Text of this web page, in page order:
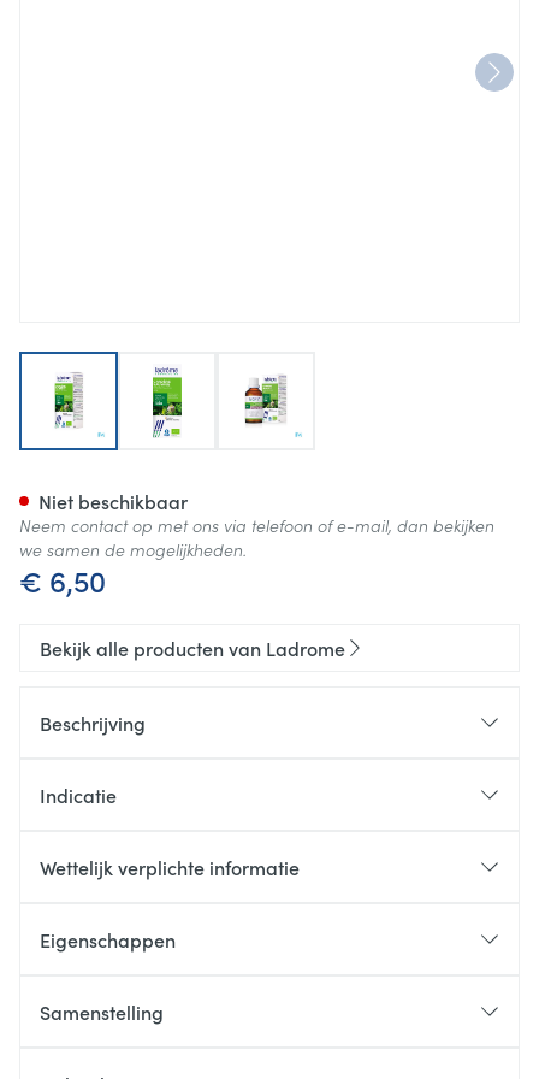
View larger imageView larger image
€ 6,50
Niet beschikbaar
Neem contact op met ons via telefoon of e-mail, dan bekijken
we samen de mogelijkheden.
Bekijk alle producten van Ladrome
Beschrijving
Indicatie
Tekenbeten met de gekende, zich uitbreidende
cirkel
Zwakke nierfunctie en de daarmee verbonden
Wettelijk verplichte informatie
Eigenschappen
Samenstelling